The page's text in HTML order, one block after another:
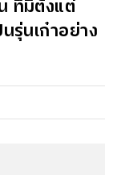
ที่มีตั้งแต่
รุ่นเก๋าอย่าง